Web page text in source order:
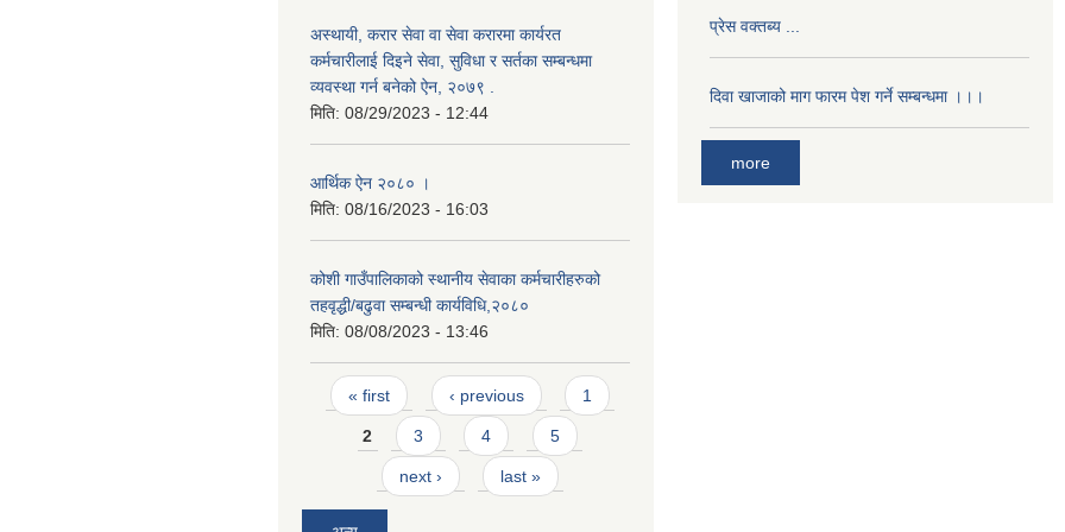
अस्थायी, करार सेवा वा सेवा करारमा कार्यरत
कर्मचारीलाई दिइने सेवा, सुविधा र सर्तका सम्बन्धमा
व्यवस्था गर्न बनेको ऐन, २०७९ ‍.
मिति: 08/29/2023 - 12:44
आर्थिक ऐन २०८० ।
मिति: 08/16/2023 - 16:03
कोशी गाउँपालिकाको स्थानीय सेवाका कर्मचारीहरुको
तहवृद्धी/बढुवा सम्बन्धी कार्यविधि,२०८०
मिति: 08/08/2023 - 13:46
Pages
« first ‹ previous 1
2 3 4 5
next › last »
प्रेस वक्तब्य ...
दिवा खाजाको माग फारम पेश गर्ने सम्बन्धमा ।।।
more